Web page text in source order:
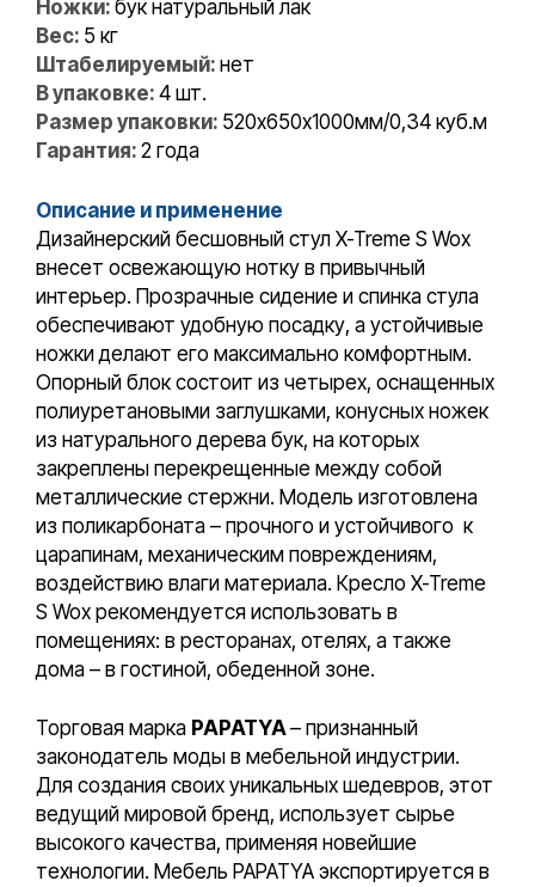
Ножки: бук натуральный лак
Вес: 5 кг
Штабелируемый: нет
В упаковке: 4 шт.
Размер упаковки: 520х650х1000мм/0,34 куб.м
Гарантия: 2 года
Описание и применение
Дизайнерский бесшовный стул X-Treme S Wox
внесет освежающую нотку в привычный
интерьер. Прозрачные сидение и спинка стула
обеспечивают удобную посадку, а устойчивые
ножки делают его максимально комфортным.
Опорный блок состоит из четырех, оснащенных
полиуретановыми заглушками, конусных ножек
из натурального дерева бук, на которых
закреплены перекрещенные между собой
металлические стержни. Модель изготовлена
из поликарбоната – прочного и устойчивого к
царапинам, механическим повреждениям,
воздействию влаги материала. Кресло X-Treme
S Wox рекомендуется использовать в
помещениях: в ресторанах, отелях, а также
дома – в гостиной, обеденной зоне.
Торговая марка PAPATYA– признанный
законодатель моды в мебельной индустрии.
Для создания своих уникальных шедевров, этот
ведущий мировой бренд, использует сырье
высокого качества, применяя новейшие
технологии. Мебель PAPATYA экспортируется в